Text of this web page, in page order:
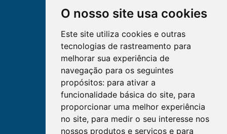
O nosso site usa cookies
Este site utiliza cookies e outras
tecnologias de rastreamento para
melhorar sua experiência de
navegação para os seguintes
propósitos: para ativar a
funcionalidade básica do site, para
proporcionar uma melhor experiência
no site, para medir o seu interesse nos
nossos produtos e serviços e para